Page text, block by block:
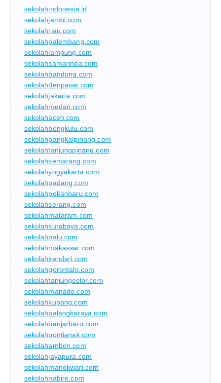
sekolahindonesia.id
sekolahjambi.com
sekolahriau.com
sekolahpalembang.com
sekolahlampung.com
sekolahsamarinda.com
sekolahbandung.com
sekolahdenpasar.com
sekolahjakarta.com
sekolahmedan.com
sekolahaceh.com
sekolahbengkulu.com
sekolahpangkalpinang.com
sekolahtanjungpinang.com
sekolahsemarang.com
sekolahyogyakarta.com
sekolahpadang.com
sekolahpekanbaru.com
sekolahserang.com
sekolahmataram.com
sekolahsurabaya.com
sekolahpalu.com
sekolahmakassar.com
sekolahkendari.com
sekolahgorontalo.com
sekolahtanjungselor.com
sekolahmanado.com
sekolahkupang.com
sekolahpalangkaraya.com
sekolahbanjarbaru.com
sekolahpontianak.com
sekolahambon.com
sekolahjayapura.com
sekolahmanokwari.com
sekolahnabire.com